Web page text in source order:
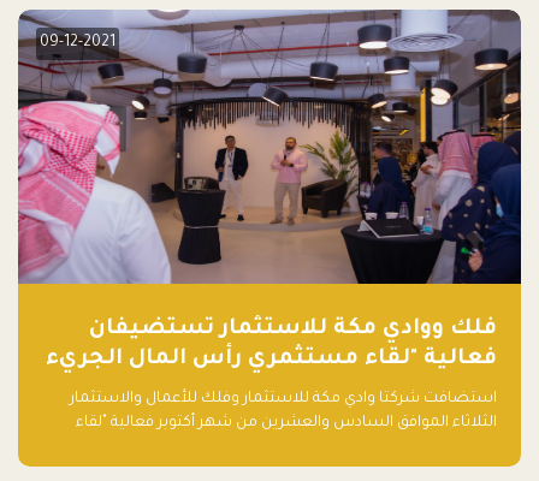
09-12-2021
فلك ووادي مكة للاستثمار تستضيفان
فعالية "لقاء مستثمري رأس المال الجريء
في المنطقة"
استضافت شركتا وادي مكة للاستثمار وفلك للأعمال والاستثمار
الثلاثاء الموافق السادس والعشرين من شهر أكتوبر فعالية "لقاء
مشاركاً من أبرز صناديق رأس المال الجريء وممثلي المؤسسات